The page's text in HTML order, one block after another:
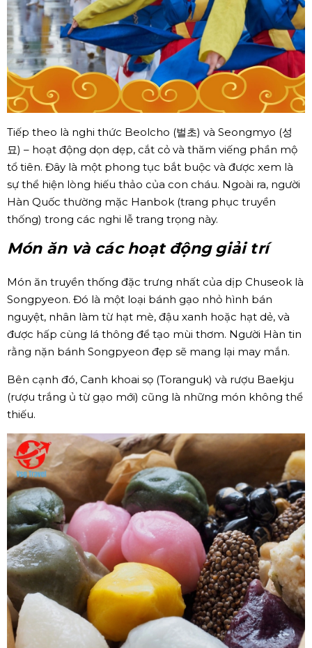
Tiếp theo là nghi thức Beolcho (벌초) và Seongmyo (성
묘) – hoạt động dọn dẹp, cắt cỏ và thăm viếng phần mộ
tổ tiên. Đây là một phong tục bắt buộc và được xem là
sự thể hiện lòng hiếu thảo của con cháu. Ngoài ra, người
Hàn Quốc thường mặc Hanbok (trang phục truyền
thống) trong các nghi lễ trang trọng này.
Món ăn và các hoạt động giải trí
Món ăn truyền thống đặc trưng nhất của dịp Chuseok là
Songpyeon. Đó là một loại bánh gạo nhỏ hình bán
nguyệt, nhân làm từ hạt mè, đậu xanh hoặc hạt dẻ, và
được hấp cùng lá thông để tạo mùi thơm. Người Hàn tin
rằng nặn bánh Songpyeon đẹp sẽ mang lại may mắn.
Bên cạnh đó, Canh khoai sọ (Toranguk) và rượu Baekju
(rượu trắng ủ từ gạo mới) cũng là những món không thể
thiếu.